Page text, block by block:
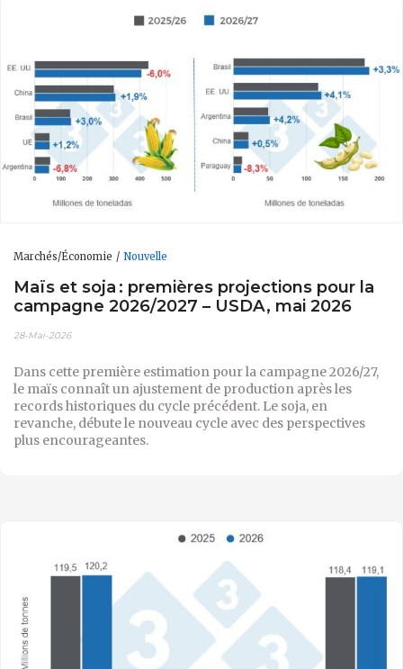
Marchés/Économie Nouvelle
Maïs et soja : premières projections pour la
campagne 2026/2027 – USDA, mai 2026
28-Mai-2026
Dans cette première estimation pour la campagne 2026/27,
le maïs connaît un ajustement de production après les
records historiques du cycle précédent. Le soja, en
revanche, débute le nouveau cycle avec des perspectives
plus encourageantes.